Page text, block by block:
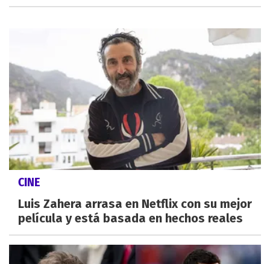
CINE
Luis Zahera arrasa en Netflix con su mejor
película y está basada en hechos reales